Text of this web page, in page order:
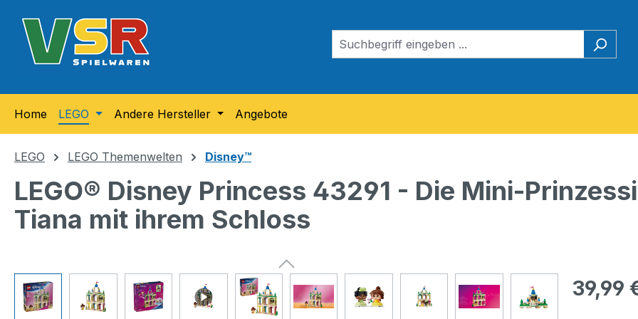
Hauptinhalt springen
Zur Suche springen
Zur Hauptnavigation springen
Home LEGO Andere Hersteller Angebote
LEGO LEGO Themenwelten Disney™
LEGO® Disney Princess 43291 - Die Mini-
Tiana mit ihrem Schloss
Bildergalerie überspringen Regulärer
39,99